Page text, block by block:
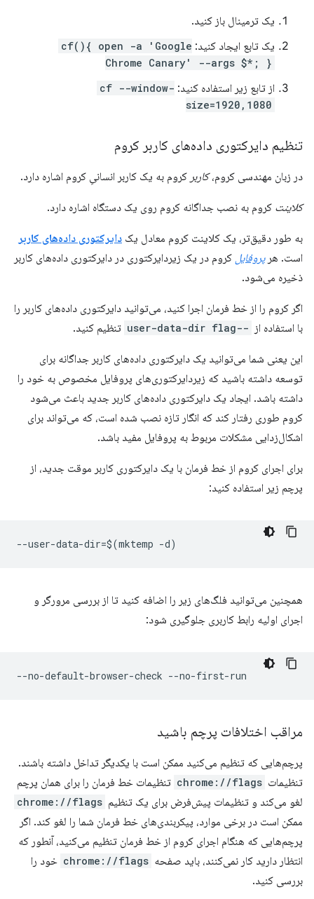
یک ترمینال باز کنید.
یک تابع ایجاد کنید: cf(){ open -a 'Google
Chrome Canary' --args $*; }
از تابع زیر استفاده کنید: cf --window-
size=1920,1080
تنظیم دایرکتوری داده‌های کاربر کروم
در زبان مهندسی کروم،کاربر کروم به یک کاربر انسانیِ کروم اشاره دارد.
کلاینت کروم به نصب جداگانه کروم روی یک دستگاه اشاره دارد.
به طور دقیق‌تر، یک کلاینت کروم معادل یک دایرکتوری داده‌های کاربر
است. هرپروفایل کروم در یک زیردایرکتوری در دایرکتوری داده‌های کاربر
ذخیره می‌شود.
اگر کروم را از خط فرمان اجرا کنید، می‌توانید دایرکتوری داده‌های کاربر را
با استفاده از --user-data-dir flag تنظیم کنید.
این یعنی شما می‌توانید یک دایرکتوری داده‌های کاربر جداگانه برای
توسعه داشته باشید که زیردایرکتوری‌های پروفایل مخصوص به خود را
داشته باشد. ایجاد یک دایرکتوری داده‌های کاربر جدید باعث می‌شود
کروم طوری رفتار کند که انگار تازه نصب شده است، که می‌تواند برای
اشکال‌زدایی مشکلات مربوط به پروفایل مفید باشد.
برای اجرای کروم از خط فرمان با یک دایرکتوری کاربر موقت جدید، از
پرچم زیر استفاده کنید:
همچنین می‌توانید فلگ‌های زیر را اضافه کنید تا از بررسی مرورگر و
اجرای اولیه رابط کاربری جلوگیری شود:
مراقب اختلافات پرچم باشید
پرچم‌هایی که تنظیم می‌کنید ممکن است با یکدیگر تداخل داشته باشند.
تنظیمات chrome://flags تنظیمات خط فرمان را برای همان پرچم
لغو می‌کند و تنظیمات پیش‌فرض برای یک تنظیم chrome://flags
ممکن است در برخی موارد، پیکربندی‌های خط فرمان شما را لغو کند. اگر
پرچم‌هایی که هنگام اجرای کروم از خط فرمان تنظیم می‌کنید، آنطور که
انتظار دارید کار نمی‌کنند، باید صفحه chrome://flags خود را
بررسی کنید.